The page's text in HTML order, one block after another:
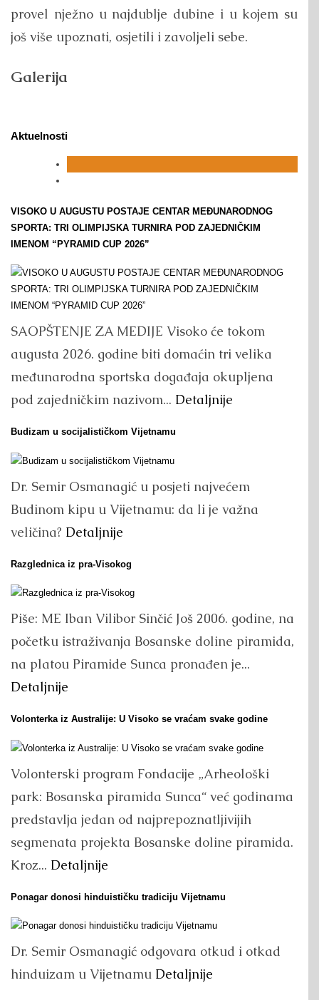
provel nježno u najdublje dubine i u kojem su
još više upoznati, osjetili i zavoljeli sebe.
Galerija
Aktuelnosti
VISOKO U AUGUSTU POSTAJE CENTAR MEĐUNARODNOG
SPORTA: TRI OLIMPIJSKA TURNIRA POD ZAJEDNIČKIM
IMENOM “PYRAMID CUP 2026”
SAOPŠTENJE ZA MEDIJE Visoko će tokom
augusta 2026. godine biti domaćin tri velika
međunarodna sportska događaja okupljena
pod zajedničkim nazivom... Detaljnije
Budizam u socijalističkom Vijetnamu
Dr. Semir Osmanagić u posjeti najvećem
Budinom kipu u Vijetnamu: da li je važna
veličina? Detaljnije
Razglednica iz pra-Visokog
Piše: ME Iban Vilibor Sinčić Još 2006. godine, na
početku istraživanja Bosanske doline piramida,
na platou Piramide Sunca pronađen je...
Detaljnije
Volonterka iz Australije: U Visoko se vraćam svake godine
Volonterski program Fondacije „Arheološki
park: Bosanska piramida Sunca“ već godinama
predstavlja jedan od najprepoznatljivijih
segmenata projekta Bosanske doline piramida.
Kroz... Detaljnije
Ponagar donosi hinduističku tradiciju Vijetnamu
Dr. Semir Osmanagić odgovara otkud i otkad
hinduizam u Vijetnamu Detaljnije